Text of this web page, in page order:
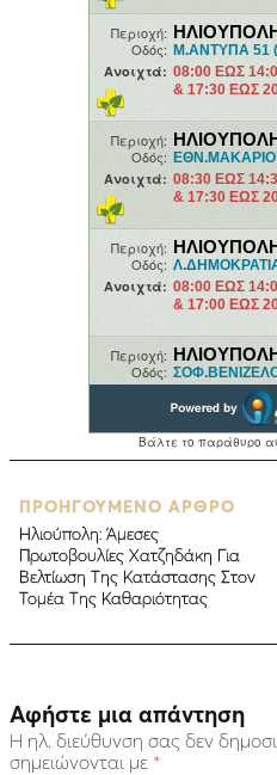
ΠΡΟΗΓΟΥΜΕΝΟ ΑΡΘΡΟ
Ηλιούπολη: Άμεσες
Πρωτοβουλίες Χατζηδάκη Για
Βελτίωση Της Κατάστασης Στον
Τομέα Της Καθαριότητας
Αφήστε μια απάντηση
Η ηλ. διεύθυνση σας δεν
σημειώνονται με *